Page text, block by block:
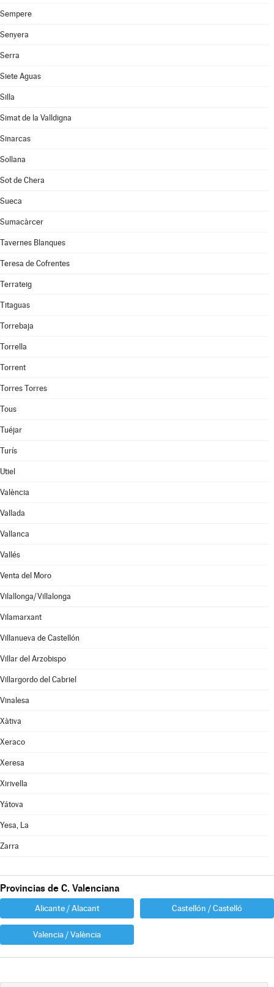
Sempere
Senyera
Serra
Siete Aguas
Silla
Simat de la Valldigna
Sinarcas
Sollana
Sot de Chera
Sueca
Sumacàrcer
Tavernes Blanques
Teresa de Cofrentes
Terrateig
Titaguas
Torrebaja
Torrella
Torrent
Torres Torres
Tous
Tuéjar
Turís
Utiel
València
Vallada
Vallanca
Vallés
Venta del Moro
Vilallonga/Villalonga
Vilamarxant
Villanueva de Castellón
Villar del Arzobispo
Villargordo del Cabriel
Vinalesa
Xàtiva
Xeraco
Xeresa
Xirivella
Yátova
Yesa, La
Zarra
Provincias de C. Valenciana
Alicante / Alacant Castellón / Castelló
Valencia / València